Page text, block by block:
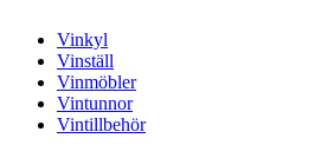
Vinkyl
Vinställ
Vinmöbler
Vintunnor
Vintillbehör